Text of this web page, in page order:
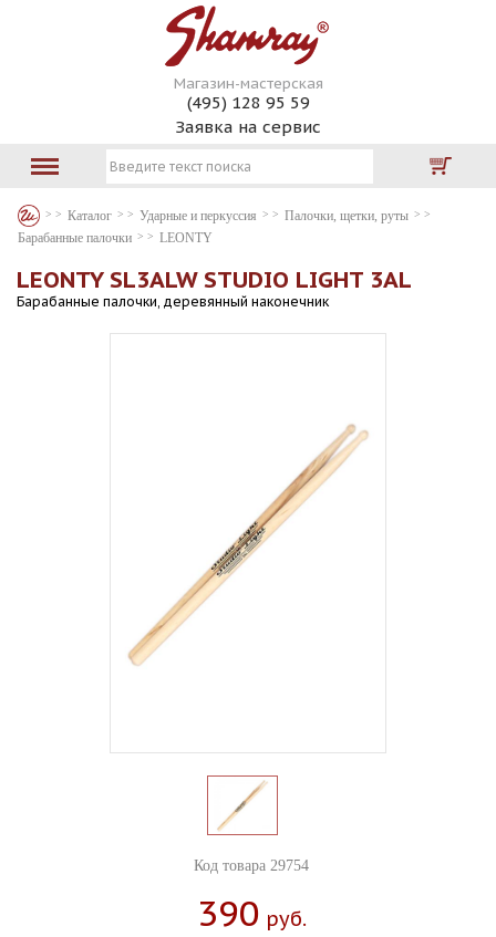
Магазин-мастерская
(495) 128 95 59
Заявка на сервис
Каталог Ударные и перкуссия
Палочки, щетки, руты
Барабанные палочки
LEONTY
LEONTY SL3ALW STUDIO LIGHT 3AL
Барабанные палочки, деревянный наконечник
Код товара 29754
390 Руб.